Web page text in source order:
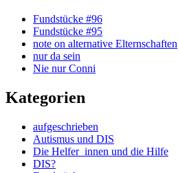
Fundstücke #96
Fundstücke #95
note on alternative Elternschaften
nur da sein
Nie nur Conni
Kategorien
aufgeschrieben
Autismus und DIS
Die Helfer_innen und die Hilfe
DIS?